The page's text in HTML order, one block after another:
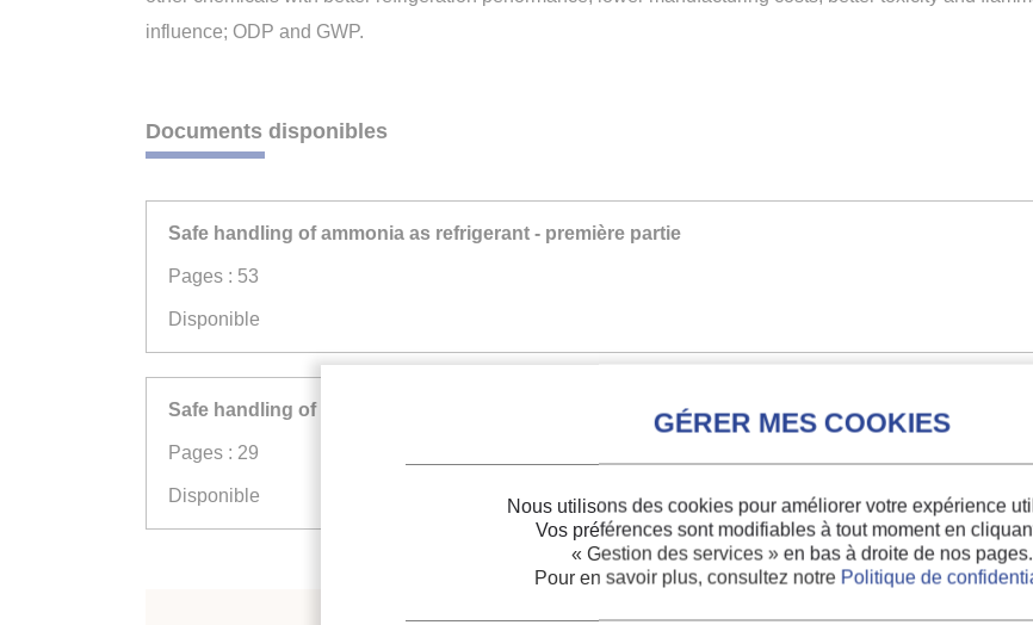
influence; ODP and GWP.
Documents disponibles
Safe handling of ammonia as refrigerant - première partie
Pages : 53
Disponible
Safe handling of ammonia as refrigerant - deuxième partie
Pages : 29
Disponible
Nous utilisons des cookies pour améliorer votre expérience
Vos préférences sont modifiables à tout moment en
« Gestion des services » en bas à droite de nos pages.
Pour en savoir plus, consultez notre Politique de